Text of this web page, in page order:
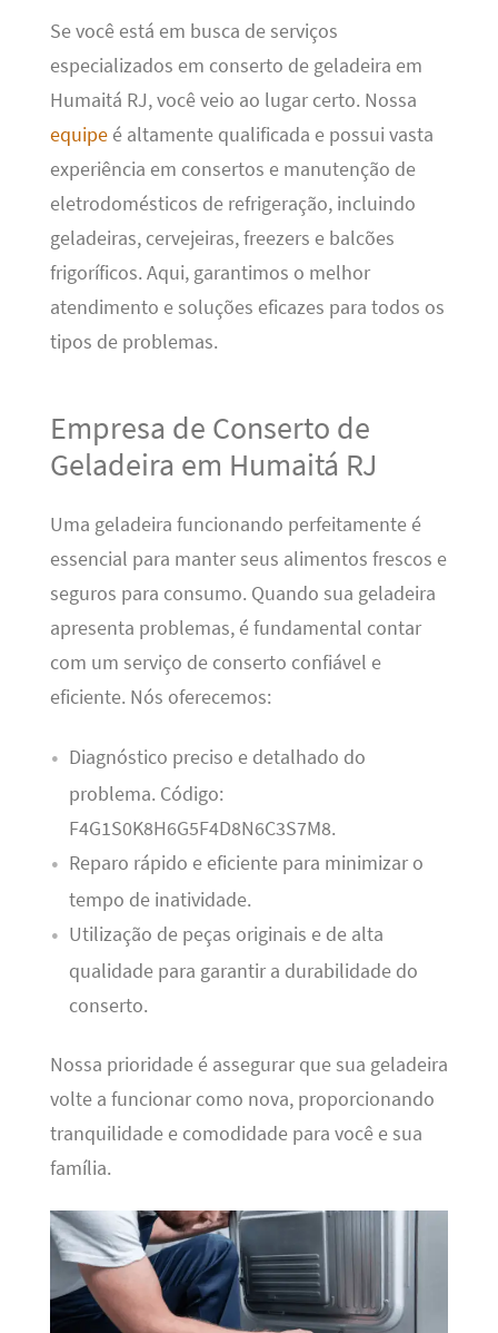
Se você está em busca de serviços
especializados em conserto de geladeira em
Humaitá RJ, você veio ao lugar certo. Nossa
equipeé altamente qualificada e possui vasta
experiência em consertos e manutenção de
eletrodomésticos de refrigeração, incluindo
geladeiras, cervejeiras, freezers e balcões
frigoríficos. Aqui, garantimos o melhor
atendimento e soluções eficazes para todos os
tipos de problemas.
Empresa de Conserto de
Geladeira em Humaitá RJ
Uma geladeira funcionando perfeitamente é
essencial para manter seus alimentos frescos e
seguros para consumo. Quando sua geladeira
apresenta problemas, é fundamental contar
com um serviço de conserto confiável e
eficiente. Nós oferecemos:
Diagnóstico preciso e detalhado do
problema. Código:
F4G1S0K8H6G5F4D8N6C3S7M8.
Reparo rápido e eficiente para minimizar o
tempo de inatividade.
Utilização de peças originais e de alta
qualidade para garantir a durabilidade do
conserto.
Nossa prioridade é assegurar que sua geladeira
volte a funcionar como nova, proporcionando
tranquilidade e comodidade para você e sua
família.